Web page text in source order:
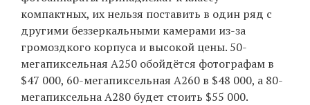
EN
UA
компактных, их нельзя поставить в один ряд с
другими беззеркальными камерами из-за
громоздкого корпуса и высокой цены. 50-
мегапиксельная A250 обойдётся фотографам в
$47 000, 60-мегапиксельная A260 в $48 000, а 80-
мегапиксельна A280 будет стоить $55 000.